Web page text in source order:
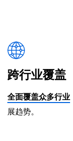
跨行业覆盖
全面覆盖众多行业
展趋势。